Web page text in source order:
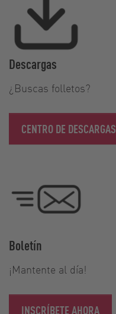
Descargas
¿Buscas folletos?
CENTRO DE DESCARGAS
Boletín
¡Mantente al día!
INSCRÍBETE AHORA